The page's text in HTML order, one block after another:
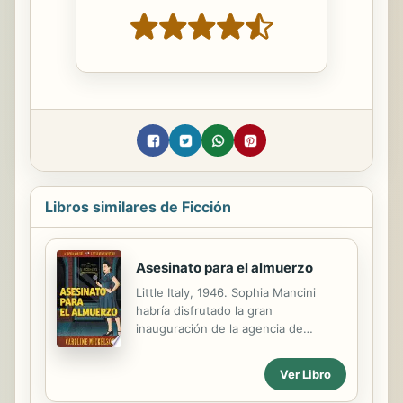
Libros similares de Ficción
Asesinato para el almuerzo
Little Italy, 1946. Sophia Mancini
habría disfrutado la gran
inauguración de la agencia de
colérico chef de Vincenzo's
Ristorante hubiera sobrevivido a la
Ver Libro